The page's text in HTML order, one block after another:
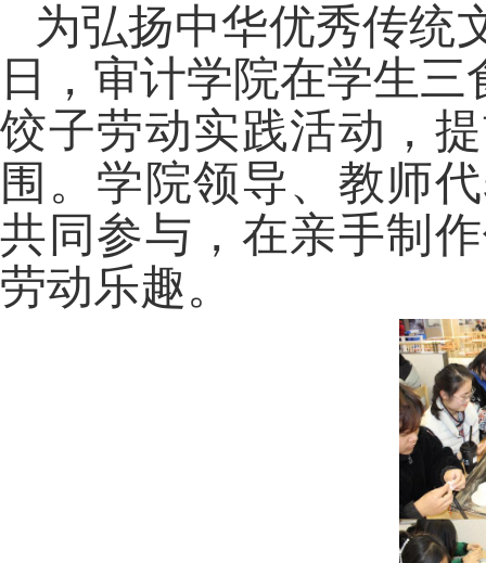
为弘扬中华优秀传统
日，审计学院在学生
饺子劳动实践活动，
围。学院领导、教师
共同参与，在亲手制
劳动乐趣。